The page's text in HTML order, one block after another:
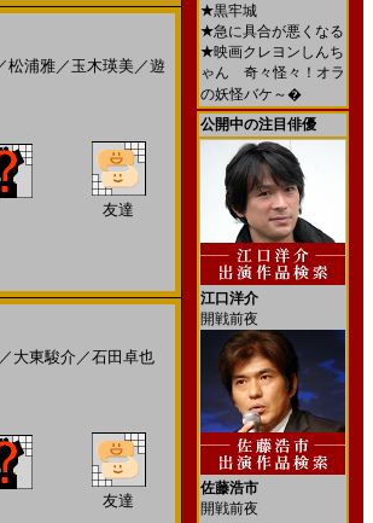
松浦雅／ 玉木瑛美／遊
友達
／ 大東駿介 ／石田卓也
友達
★黒牢城
★急に具合が悪くなる
★映画クレヨンしんち
ゃん 奇々怪々！オラ
の妖怪バケ～�
公開中の注目俳優
江口洋介
開戦前夜
佐藤浩市
開戦前夜